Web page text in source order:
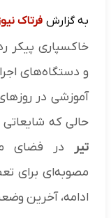
به گزارش فرتاک
خاکسپاری پیکر
و دستگاه‌های
آموزشی در
حالی که شایعاتی
تیر
در فضای
مصوبه‌ای برای
ادامه، آخرین